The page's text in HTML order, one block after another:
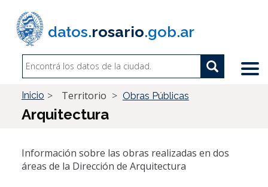
contenido
principal
datos.rosario.gob.ar
Buscar Search
Inicio Territorio Obras Públicas
Arquitectura
Información sobre las obras realizadas en dos
áreas de la Dirección de Arquitectura